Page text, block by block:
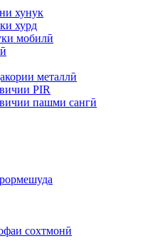
хунук
хурд
мобилӣ
металлӣ
PIR
пашми сангӣ
сохтмонӣ